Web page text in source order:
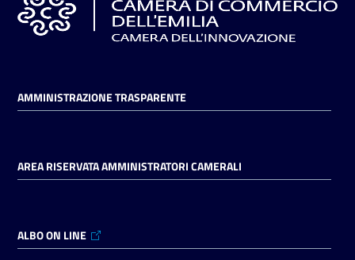
AMMINISTRAZIONE TRASPARENTE
AREA RISERVATA AMMINISTRATORI CAMERALI
ALBO ON LINE